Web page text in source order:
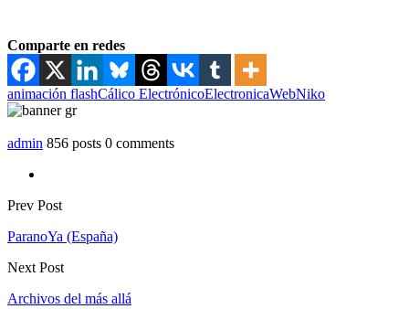
Comparte en redes
animación flashCálico ElectrónicoElectronicaWebNiko
admin 856 posts 0 comments
Prev Post
ParanoYa (España)
Next Post
Archivos del más allá